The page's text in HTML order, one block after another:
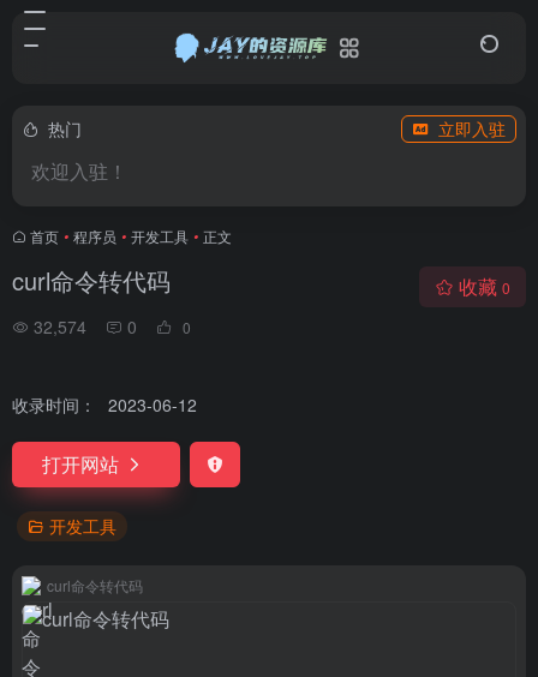
热门 立即入驻
欢迎入驻！
首页 • 程序员 • 开发工具 • 正文
curl命令转代码
32,574 0 0
收藏 0
收录时间： 2023-06-12
打开网站
开发工具
curl命令转代码